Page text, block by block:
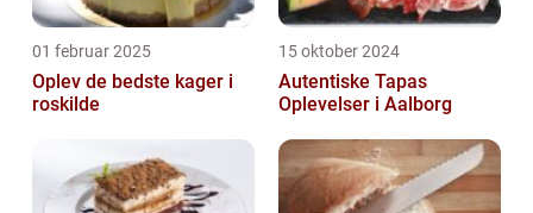
01 februar 2025
Oplev de bedste kager i
roskilde
15 oktober 2024
Autentiske Tapas
Oplevelser i Aalborg